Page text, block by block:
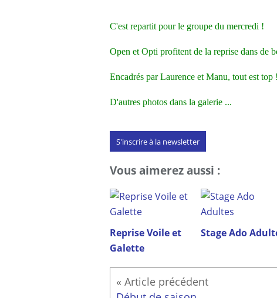
C'est repartit pour le groupe du mercredi !
Open et Opti profitent de la reprise dans de
Encadrés par Laurence et Manu, tout est top !
D'autres photos dans la galerie ...
S'inscrire à la newsletter
Vous aimerez aussi :
Reprise Voile et
Galette
Stage Ado